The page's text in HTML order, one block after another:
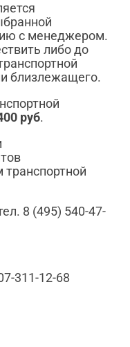
с менеджером.
либо до
близлежащего.
руб.
8 (495) 540-47-
311-12-68